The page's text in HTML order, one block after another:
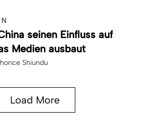
seinen Einfluss auf
Medien ausbaut
Shiundu
Load More